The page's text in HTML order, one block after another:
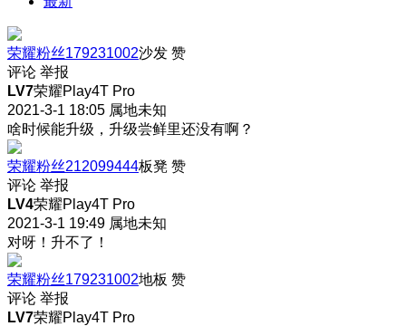
荣耀粉丝179231002沙发 赞
评论 举报
LV7荣耀Play4T Pro
2021-3-1 18:05 属地未知
啥时候能升级，升级尝鲜里还没有啊？
荣耀粉丝212099444板凳 赞
评论 举报
LV4荣耀Play4T Pro
2021-3-1 19:49 属地未知
对呀！升不了！
荣耀粉丝179231002地板 赞
评论 举报
LV7荣耀Play4T Pro